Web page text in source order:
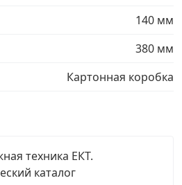
›
оборудование ›
мебельная фурнитура
140 мм
380 мм
Картонная коробка
техника ЕКТ.
каталог